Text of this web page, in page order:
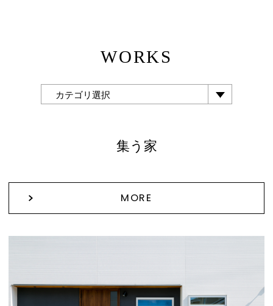
WORKS
カテゴリ選択
集う家
MORE